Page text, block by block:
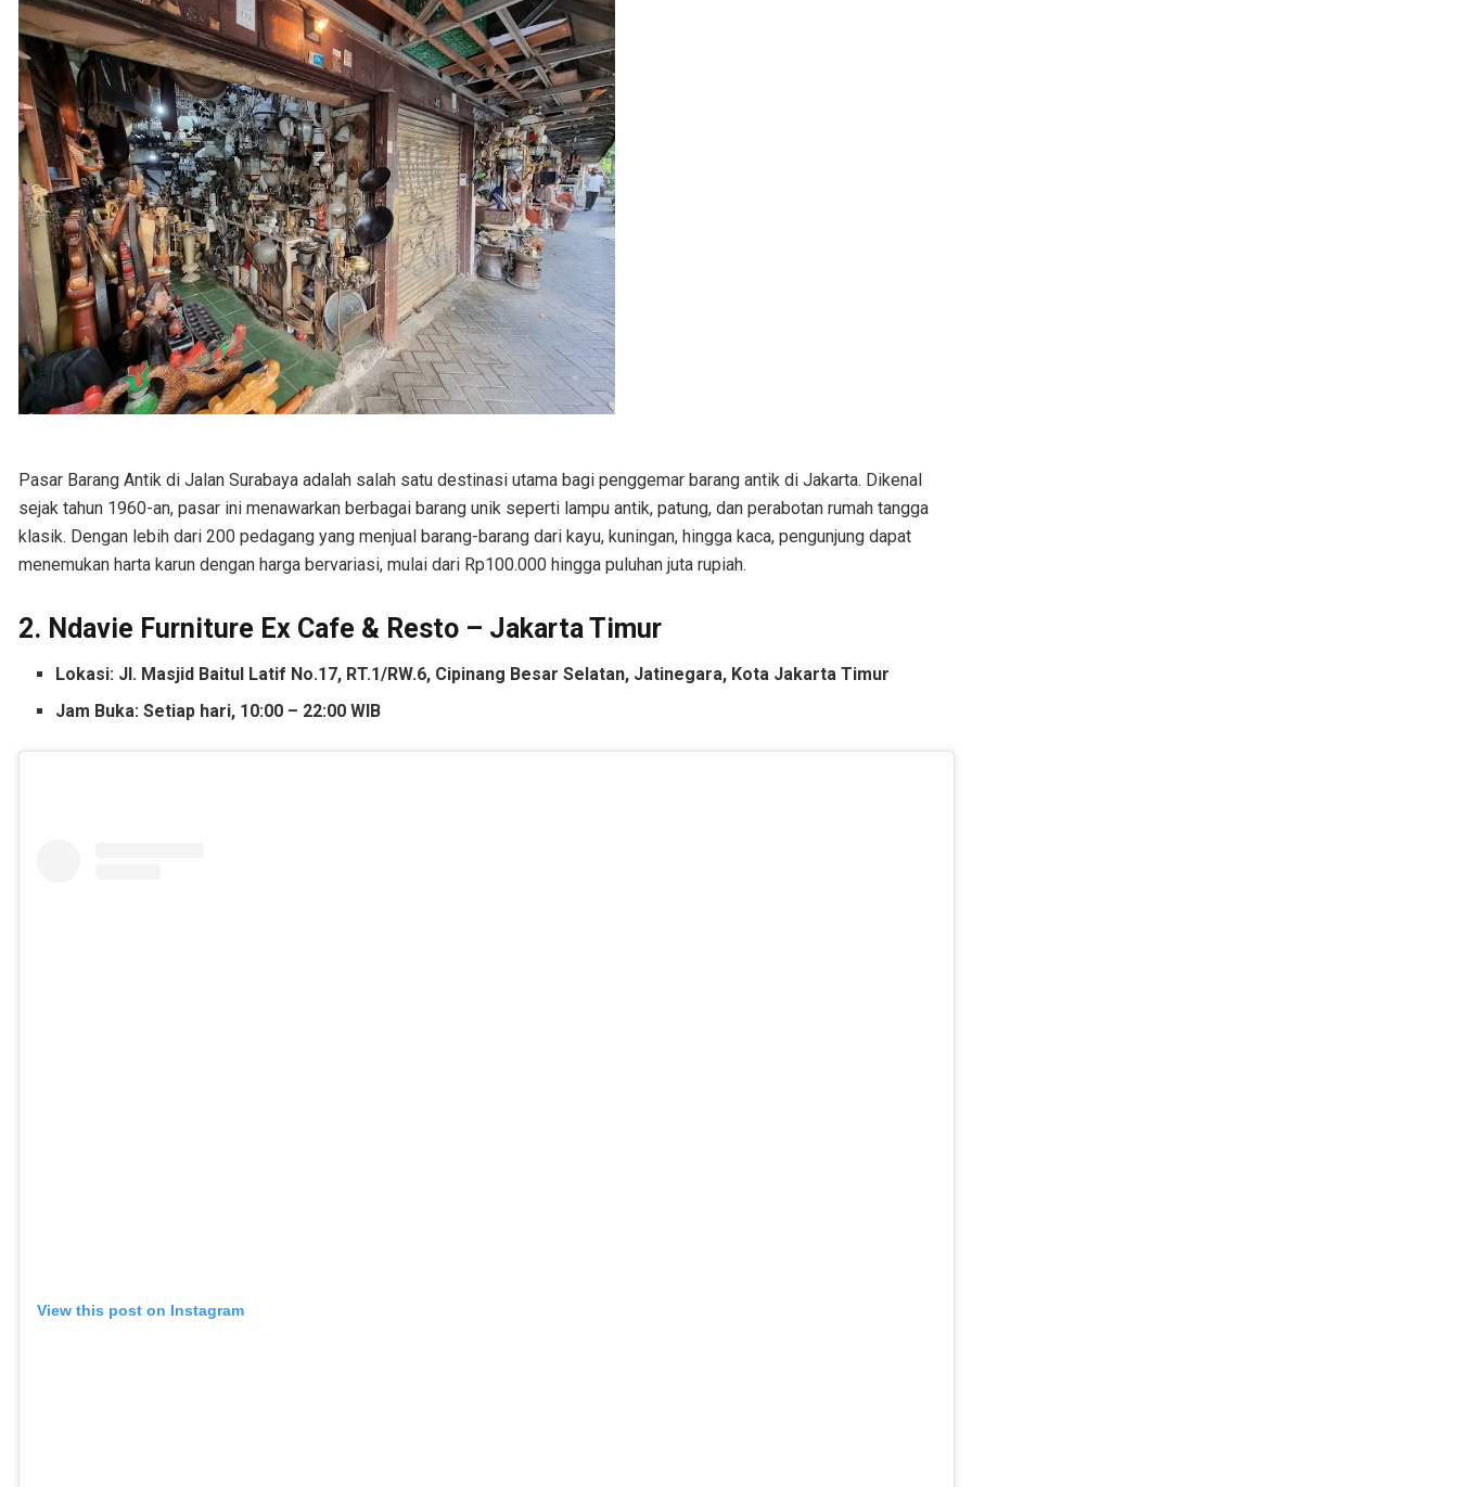
Pasar Barang Antik di Jalan Surabaya adalah salah satu destinasi utama bagi penggemar barang antik di Jakarta. Dikenal
sejak tahun 1960-an, pasar ini menawarkan berbagai barang unik seperti lampu antik, patung, dan perabotan rumah tangga
klasik. Dengan lebih dari 200 pedagang yang menjual barang-barang dari kayu, kuningan, hingga kaca, pengunjung dapat
menemukan harta karun dengan harga bervariasi, mulai dari Rp100.000 hingga puluhan juta rupiah.
2. Ndavie Furniture Ex Cafe & Resto – Jakarta Timur
Lokasi: Jl. Masjid Baitul Latif No.17, RT.1/RW.6, Cipinang Besar Selatan, Jatinegara, Kota Jakarta Timur
Jam Buka: Setiap hari, 10:00 – 22:00 WIB
View this post on Instagram